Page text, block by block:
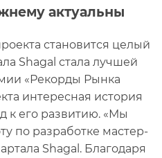
актуальны
становится целый
Shagal стала лучшей
«Рекорды Рынка
интересная история
к его развитию. «Мы
по разработке мастер-
Shagal. Благодаря